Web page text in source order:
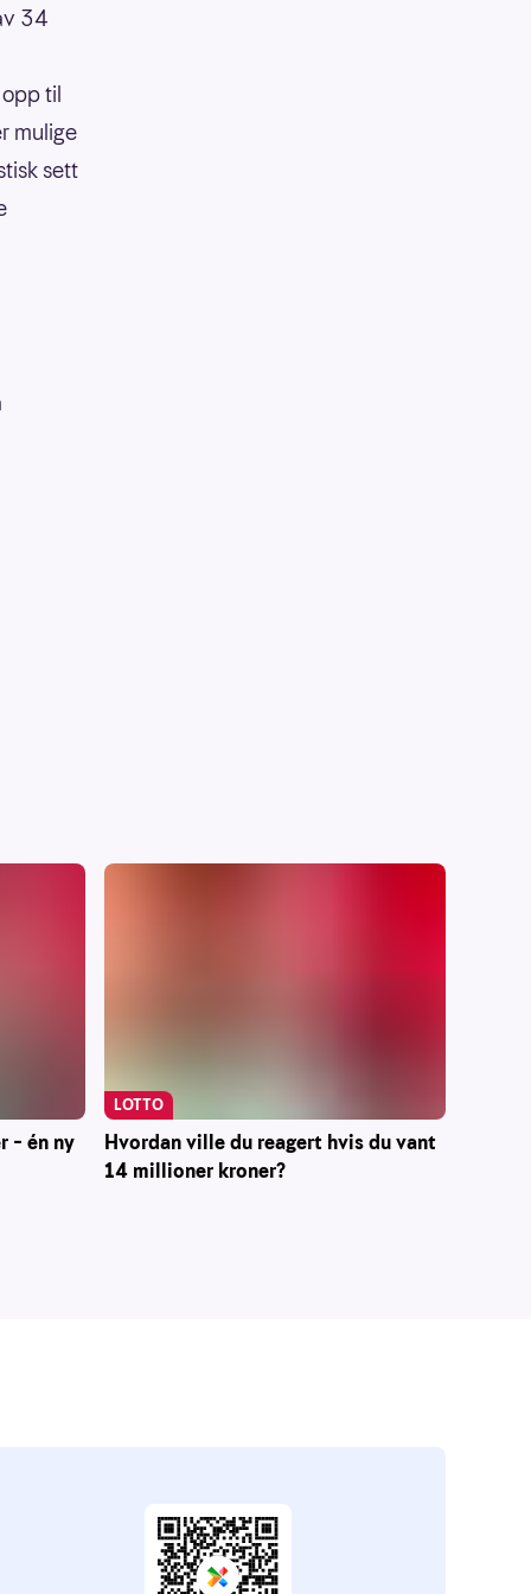
34
til
mulige
sett
én ny
Hvordan ville du reagert hvis du vant
14 millioner kroner?
LOTTO